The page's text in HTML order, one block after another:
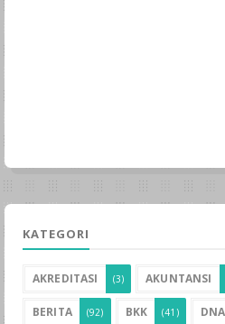
KATEGORI
AKREDITASI (3) AKUNTANSI
BERITA (92) BKK (41)